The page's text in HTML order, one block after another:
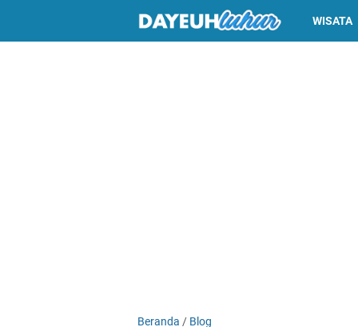
WISATA
Beranda / Blog